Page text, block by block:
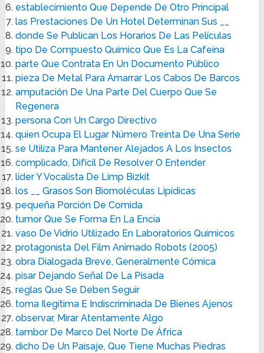
establecimiento Que Depende De Otro Principal
las Prestaciones De Un Hotel Determinan Sus __
donde Se Publican Los Horarios De Las Películas
tipo De Compuesto Químico Que Es La Cafeína
parte Que Contrata En Un Documento Público
pieza De Metal Para Amarrar Los Cabos De Barcos
amputación De Una Parte Del Cuerpo Que Se
Regenera
persona Con Un Cargo Directivo
quien Ocupa El Lugar Número Treinta De Una Serie
se Utiliza Para Mantener Alejados A Los Insectos
complicado, Difícil De Resolver O Entender
líder Y Vocalista De Limp Bizkit
los __ Grasos Son Biomoléculas Lipídicas
pequeña Porción De Comida
tumor Que Se Forma En La Encía
vaso De Vidrio Utilizado En Laboratorios Químicos
protagonista Del Film Animado Robots (2005)
obra Dialogada Breve, Generalmente Cómica
pisar Dejando Señal De La Pisada
reglas Que Se Deben Seguir
toma Ilegítima E Indiscriminada De Bienes Ajenos
observar, Mirar Atentamente Algo
tambor De Marco Del Norte De África
dicho De Un Paisaje, Que Tiene Muchas Piedras